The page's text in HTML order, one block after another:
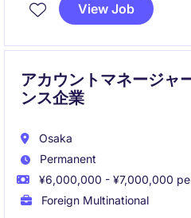
社内外の関係者と連携しな
View Job
アカウントマネージャ
ンス企業
Osaka
Permanent
¥6,000,000 - ¥7,000,000
Foreign Multinational